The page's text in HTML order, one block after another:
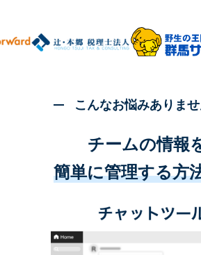
こんなお悩みありま
チームの情報
簡単に管理する方